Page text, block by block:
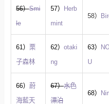
56）Smi
le
57）
Herb
mint
58）
61） 栗
子森林
62） otaki
ng
63）
U
66） 蔚
海藍天
67）水色
漂泊
68）